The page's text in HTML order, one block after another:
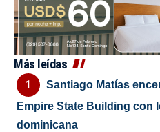
Más leídas
Santiago Matías
Empire State Building con
dominicana